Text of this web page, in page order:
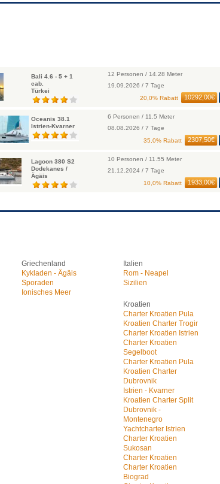
Bali 4.6 - 5 + 1
cab.
Türkei
12 Personen / 14.28 Meter
19.09.2026 / 7 Tage
10292,00€
20,0% Rabatt
Oceanis 38.1
Istrien-Kvarner
6 Personen / 11.5 Meter
08.08.2026 / 7 Tage
2307,50€
35,0% Rabatt
Lagoon 380 S2
Dodekanes /
Ägäis
10 Personen / 11.55 Meter
21.12.2024 / 7 Tage
1933,00€
10,0% Rabatt
Griechenland
Kykladen - Ägäis
Sporaden
Ionisches Meer
Italien
Rom - Neapel
Sizilien
Kroatien
Charter Kroatien Pula
Kroatien Charter Trogir
Charter Kroatien Istrien
Charter Kroatien
Segelboot
Charter Kroatien Pula
Kroatien Charter
Dubrovnik
Istrien - Kvarner
Kroatien Charter Split
Dubrovnik -
Montenegro
Yachtcharter Istrien
Charter Kroatien
Sukosan
Charter Kroatien
Charter Kroatien
Biograd